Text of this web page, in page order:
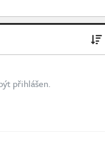
přihlášen.